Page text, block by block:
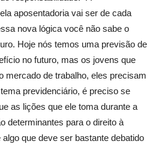
aposentadoria vai ser de cada
nova lógica você não sabe o
Hoje nós temos uma previsão de
no futuro, mas os jovens que
mercado de trabalho, eles precisam
previdenciário, é preciso se
as lições que ele toma durante a
determinantes para o direito à
que deve ser bastante debatido